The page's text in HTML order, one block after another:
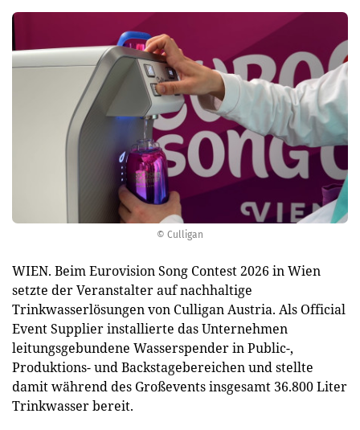
© Culligan
WIEN. Beim Eurovision Song Contest 2026 in Wien
setzte der Veranstalter auf nachhaltige
Trinkwasserlösungen von Culligan Austria. Als Official
Event Supplier installierte das Unternehmen
leitungsgebundene Wasserspender in Public-,
Produktions- und Backstagebereichen und stellte
damit während des Großevents insgesamt 36.800 Liter
Trinkwasser bereit.